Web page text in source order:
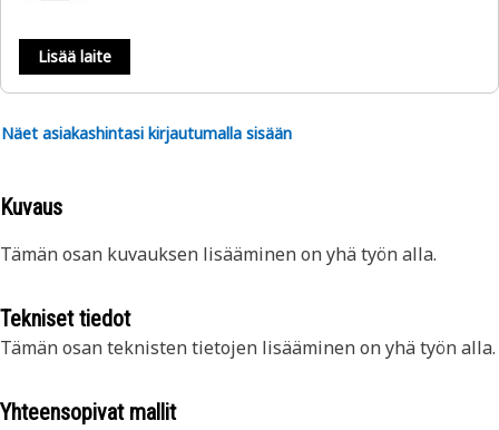
Lisää laite
Näet asiakashintasi kirjautumalla sisään
Kuvaus
Tämän osan kuvauksen lisääminen on yhä työn alla.
Tekniset tiedot
Tämän osan teknisten tietojen lisääminen on yhä työn alla.
Yhteensopivat mallit